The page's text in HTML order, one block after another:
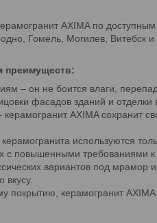
AXIMA по доступным
Гомель, Могилев,
преимуществ:
– он не боится влаги,
фасадов зданий и отделки
керамогранит AXIMA сохранит
используются
с повышенными требованиями к
вариантов под мрамор
вкусу.
покрытию, керамогранит